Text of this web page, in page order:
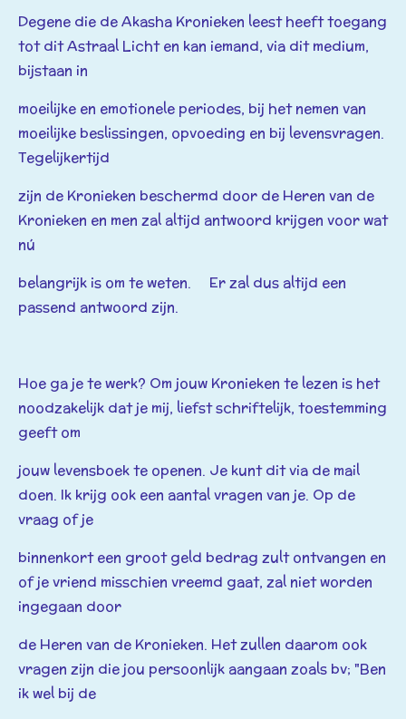
Degene die de Akasha Kronieken leest heeft toegang
tot dit Astraal Licht en kan iemand, via dit medium,
bijstaan in
moeilijke en emotionele periodes, bij het nemen van
moeilijke beslissingen, opvoeding en bij levensvragen.
Tegelijkertijd
zijn de Kronieken beschermd door de Heren van de
Kronieken en men zal altijd antwoord krijgen voor wat
nú
belangrijk is om te weten. Er zal dus altijd een
passend antwoord zijn.
Hoe ga je te werk? Om jouw Kronieken te lezen is het
noodzakelijk dat je mij, liefstschriftelijk, toestemming
geeft om
jouw levensboek te openen. Je kunt dit via de mail
doen. Ik krijg ook een aantalvragen van je. Op de
vraag of je
binnenkort een groot geld bedrag zult ontvangen en
of je vriend misschien vreemd gaat, zal niet worden
ingegaan door
de Heren van de Kronieken. Het zullen daarom ook
vragen zijn die jou persoonlijk aangaan zoals bv; "Ben
ik wel bij de